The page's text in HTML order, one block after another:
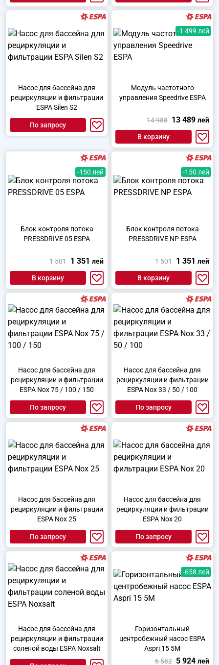
Насос для бассейна для
рециркуляции и фильтрации
ESPA Silen S2
По запросу
-1 499 лей
Модуль частотного
управления Speedrive ESPA
14 988 13 489 лей
В корзину
-150 лей
Блок контроля потока
PRESSDRIVE 05 ESPA
1 501 1 351 лей
В корзину
-150 лей
Блок контроля потока
PRESSDRIVE NP ESPA
1 501 1 351 лей
В корзину
Насос для бассейна для
рециркуляции и фильтрации
ESPA Nox 75 / 100 / 150
По запросу
Насос для бассейна для
рециркуляции и фильтрации
ESPA Nox 33 / 50 / 100
По запросу
Насос для бассейна для
рециркуляции и фильтрации
ESPA Nox 25
По запросу
Насос для бассейна для
рециркуляции и фильтрации
ESPA Nox 20
По запросу
Насос для бассейна для
рециркуляции и фильтрации
соленой воды ESPA Noxsalt
-658 лей
Горизонтальный
центробежный насос ESPA
Aspri 15 5M
6 582 5 924 лей